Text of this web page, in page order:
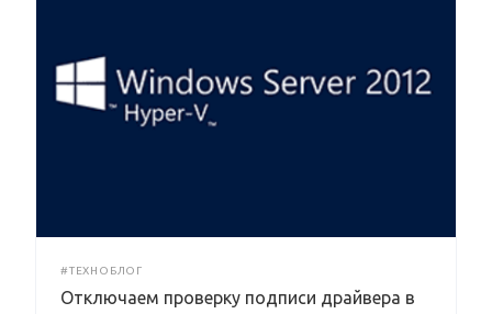
#ТЕХНОБЛОГ
Отключаем проверку подписи драйвера в